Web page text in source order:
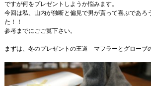
ですが何をプレゼントしようか悩みます。
今回は私、山内が独断と偏見で男が貰って喜ぶであろ
た！！
参考までにごご覧下さい。
まずは、冬のプレゼントの王道 マフラーとグローブ